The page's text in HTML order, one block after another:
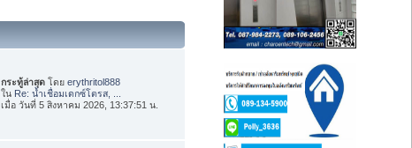
กระทู้ล่าสุด โดยerythritol888
ใน Re: น้ำเชื่อมเดกซ์โตรส, ...
เมื่อ วันที่ 5 สิงหาคม 2026, 13:37:51 น.